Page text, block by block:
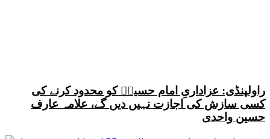
راولپنڈی: عزاداریِ امام حسینؑ کو محدود کرنے کی
کسی سازش کی اجازت نہیں دیں گے، علامہ عارف
حسین واحدی